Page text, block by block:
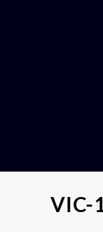
VIC-